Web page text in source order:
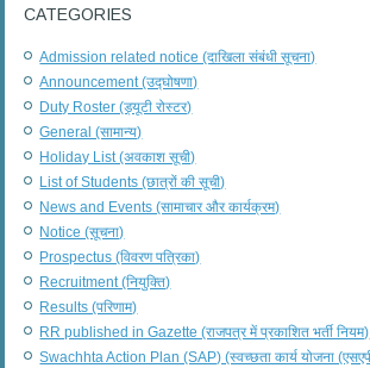
CATEGORIES
Admission related notice (दाखिला संबंधी सूचना)
Announcement (उद्घोषणा)
Duty Roster (ड्यूटी रोस्टर)
General (सामान्य)
Holiday List (अवकाश सूची)
List of Students (छात्रों की सूची)
News and Events (सामाचार और कार्यक्रम)
Notice (सूचना)
Prospectus (विवरण पत्रिका)
Recruitment (नियुक्ति)
Results (परिणाम)
RR published in Gazette (राजपत्र में प्रकाशित भर्ती नियम)
Swachhta Action Plan (SAP) (स्वच्छता कार्य योजना